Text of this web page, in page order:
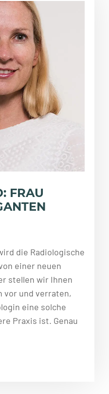
FRAU
die Radiologische
einer neuen
stellen wir Ihnen
vor und verraten,
eine solche
Praxis ist. Genau